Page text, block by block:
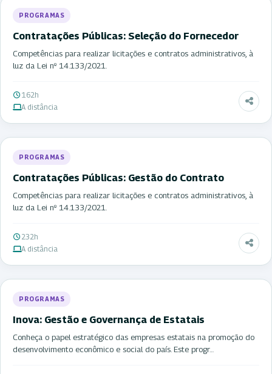
PROGRAMAS
Contratações Públicas: Seleção do Fornecedor
Competências para realizar licitações e contratos administrativos, à
luz da Lei nº 14.133/2021.
162h
A distância
PROGRAMAS
Contratações Públicas: Gestão do Contrato
Competências para realizar licitações e contratos administrativos, à
luz da Lei nº 14.133/2021.
232h
A distância
PROGRAMAS
Inova: Gestão e Governança de Estatais
Conheça o papel estratégico das empresas estatais na promoção do
desenvolvimento econômico e social do país. Este progr…